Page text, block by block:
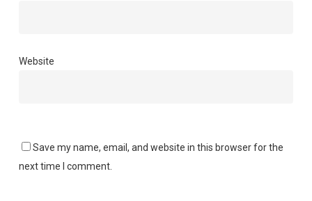
Website
Save my name, email, and website in this browser for the
next time I comment.